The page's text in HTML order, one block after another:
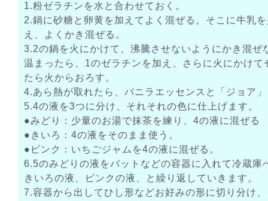
1.粉ゼラチンを水と合わせておく。
2.鍋に砂糖と卵黄を加えてよく混ぜる。そこに牛乳
え、よくかき混ぜる。
3.2の鍋を火にかけて、沸騰させないようにかき混ぜ
温まったら、1のゼラチンを加え、さらに火にかけて
たら火からおろす。
4.あら熱が取れたら、バニラエッセンスと「ジョア
5.4の液を3つに分け、それそれの色に仕上げます。
●みどり：少量のお湯で抹茶を練り、4の液に混ぜる
●きいろ：4の液をそのまま使う。
●ピンク：いちごジャムを4の液に混ぜる。
6.5のみどりの液をバットなどの容器に入れて冷蔵庫
きいろの液、ピンクの液、と繰り返していきます。
7.容器から出してひし形などお好みの形に切り分け